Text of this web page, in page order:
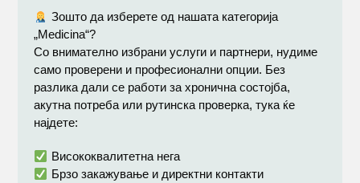
Зошто да изберете од нашата категорија
„Medicina“?
Со внимателно избрани услуги и партнери, нудиме
само проверени и професионални опции. Без
разлика дали се работи за хронична состојба,
акутна потреба или рутинска проверка, тука ќе
најдете:
Висококвалитетна нега
Брзо закажување и директни контакти